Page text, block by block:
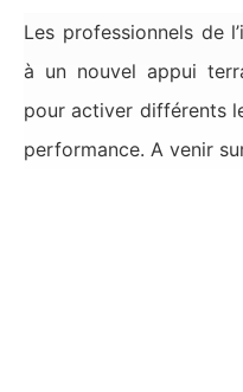
Les professionnels de
à un nouvel appui
pour activer différents
performance. A venir